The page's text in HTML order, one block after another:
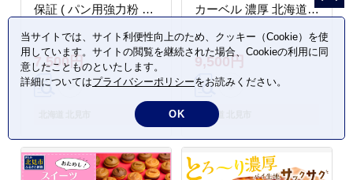
保証 ( パン用強力粉 北
パン )【056-0020】
7,500円
カーベル 濃厚 北海道
ーキ 北見市 スイーツ
お菓子 パイ生地 )
【051-0024】
9,500円
北海道 北見市
当サイトでは、サイト利便性向上のため、クッキー（Cookie）を使
用しています。サイトの閲覧を継続された場合、Cookieの利用に同
意したことものといたします。
詳細についてはプライバシーポリシーをお読みください。
OK